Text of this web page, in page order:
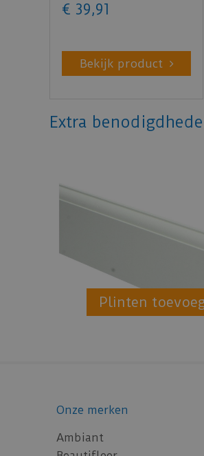
€ 39,91
Bekijk product
Extra
Plinten
Onze merken
Ambiant